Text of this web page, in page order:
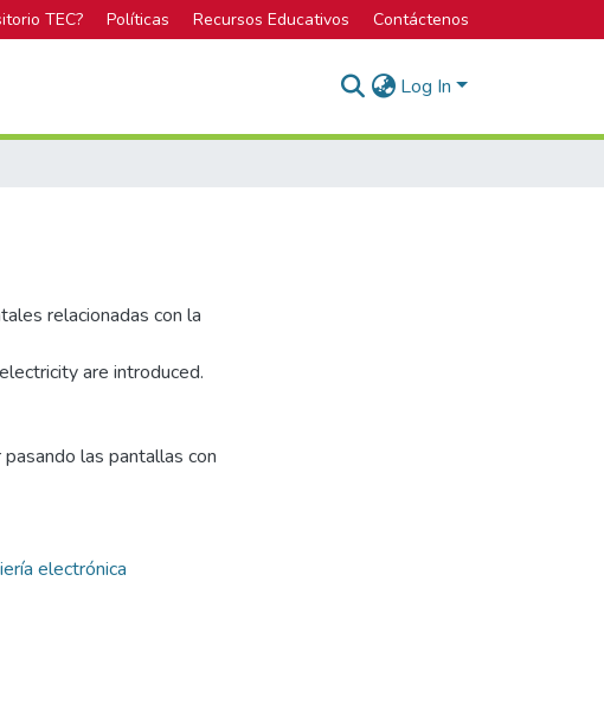
TEC? Políticas Recursos Educativos Contáctenos
Log In
relacionadas con la
are introduced.
las pantallas con
electrónica